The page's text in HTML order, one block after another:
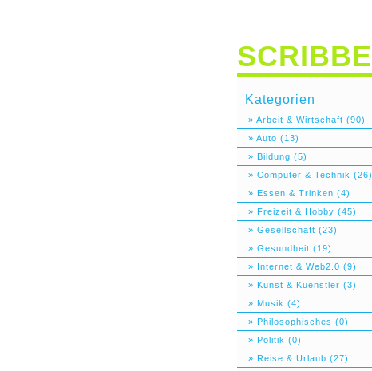
SCRIBBE
Kategorien
» Arbeit & Wirtschaft (90)
» Auto (13)
» Bildung (5)
» Computer & Technik (26)
» Essen & Trinken (4)
» Freizeit & Hobby (45)
» Gesellschaft (23)
» Gesundheit (19)
» Internet & Web2.0 (9)
» Kunst & Kuenstler (3)
» Musik (4)
» Philosophisches (0)
» Politik (0)
» Reise & Urlaub (27)